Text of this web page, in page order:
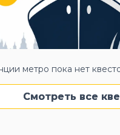
метро пока нет
Смотреть все